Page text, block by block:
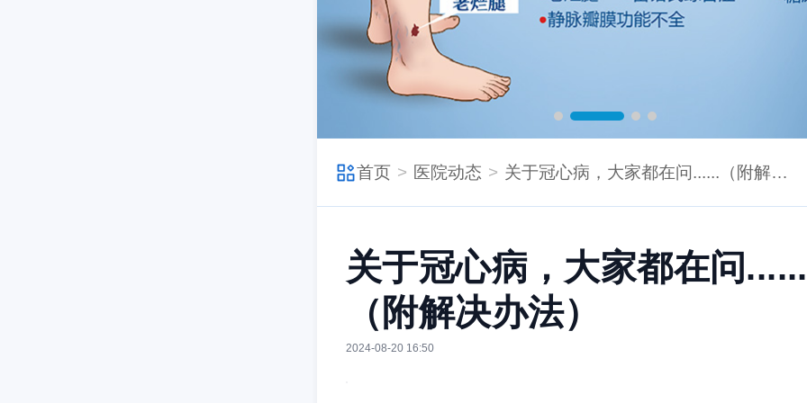
首页 医院动态 关于冠心病，大家都在问......（附解决办法）
关于冠心病，大家都在问......
（附解决办法）
2024-08-20 16:50